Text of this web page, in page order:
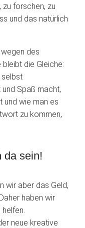
zu forschen, zu
und das natürlich
des
die Gleiche:
selbst
Spaß macht,
und wie man es
zu kommen,
da sein!
wir aber das Geld,
haben wir
neue kreative